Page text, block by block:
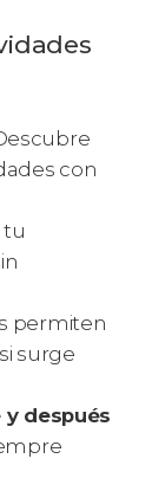
con
tu
permiten
surge
después